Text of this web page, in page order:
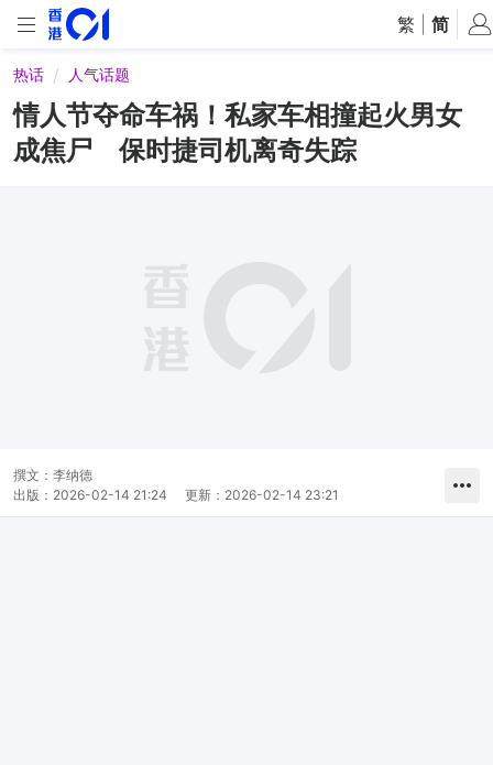
繁 简
热话 人气话题
情人节夺命车祸！私家车相撞起火男女
成焦尸 保时捷司机离奇失踪
撰文： 李纳德
出版： 2026-02-14 21:24 更新： 2026-02-14 23:21